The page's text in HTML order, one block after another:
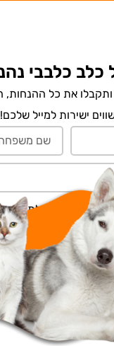
כלבבי
ותקבלו את כל
ישירות למייל שלכם!
מאשר/ת קבלת תכנים
שליחה